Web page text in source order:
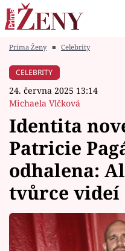
Módní alarm
Témata
Celebrity
Vztahy
Seriály
Prima Ženy ■ Celebrity
CELEBRITY
24. června 2025 13:14
Michaela Vlčková
Identita
Patricie
odhalena:
tvůrce videí